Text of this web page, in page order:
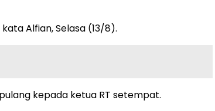
Alfian, Selasa (13/8).
kepada ketua RT setempat.